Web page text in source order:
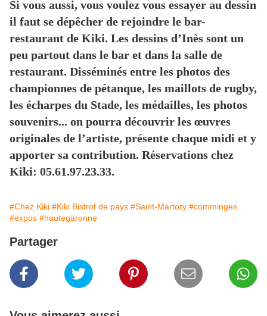
Si vous aussi, vous voulez vous essayer au dessin
il faut se dépêcher de rejoindre le bar-
restaurant de Kiki. Les dessins d’Inès sont un
peu partout dans le bar et dans la salle de
restaurant. Disséminés entre les photos des
championnes de pétanque, les maillots de rugby,
les écharpes du Stade, les médailles, les photos
souvenirs... on pourra découvrir les œuvres
originales de l’artiste, présente chaque midi et y
apporter sa contribution. Réservations chez
Kiki: 05.61.97.23.33.
#Chez Kiki #Kiki Bistrot de pays #Saint-Martory #comminges
#expos #hautegaronne
Partager